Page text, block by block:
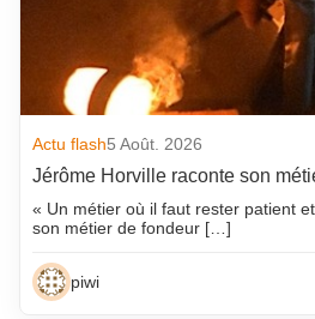
Actu flash5 Août. 2026
Jérôme Horville raconte son
« Un métier où il faut rester patient
son métier de fondeur […]
piwi